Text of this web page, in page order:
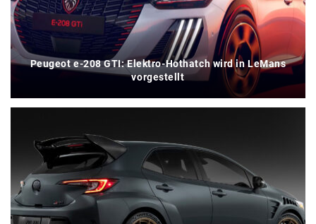
Peugeot e-208 GTI: Elektro-Hothatch wird in LeMans
vorgestellt